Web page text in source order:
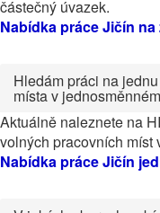
částečný úvazek.
Nabídka práce Jičín
Hledám práci na
místa v
Aktuálně naleznete na
volných pracovních míst
Nabídka práce Jičín